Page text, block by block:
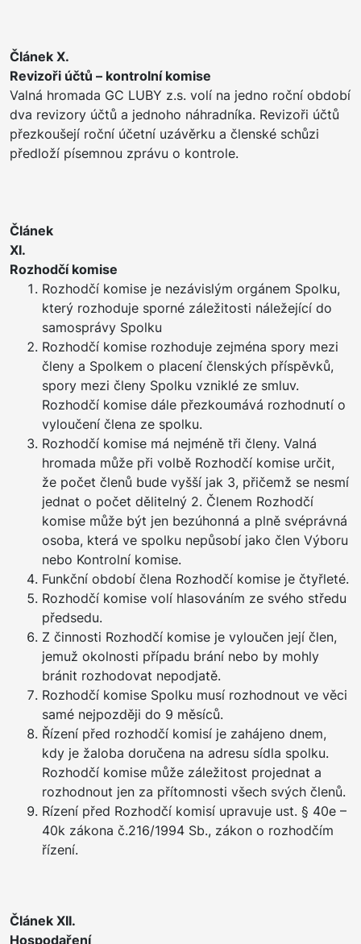
Článek X.
Revizoři účtů – kontrolní komise
Valná hromada GC LUBY z.s. volí na jedno roční období
dva revizory účtů a jednoho náhradníka. Revizoři účtů
přezkoušejí roční účetní uzávěrku a členské schůzi
předloží písemnou zprávu o kontrole.
Článek
Rozhodčí komise
Rozhodčí komise je nezávislým orgánem Spolku,
který rozhoduje sporné záležitosti náležející do
samosprávy Spolku
Rozhodčí komise rozhoduje zejména spory mezi
členy a Spolkem o placení členských příspěvků,
spory mezi členy Spolku vzniklé ze smluv.
Rozhodčí komise dále přezkoumává rozhodnutí o
vyloučení člena ze spolku.
Rozhodčí komise má nejméně tři členy. Valná
hromada může při volbě Rozhodčí komise určit,
že počet členů bude vyšší jak 3, přičemž se nesmí
jednat o počet dělitelný 2. Členem Rozhodčí
komise může být jen bezúhonná a plně svéprávná
osoba, která ve spolku nepůsobí jako člen Výboru
nebo Kontrolní komise.
Funkční období člena Rozhodčí komise je čtyřleté.
Rozhodčí komise volí hlasováním ze svého středu
předsedu.
Z činnosti Rozhodčí komise je vyloučen její člen,
jemuž okolnosti případu brání nebo by mohly
bránit rozhodovat nepodjatě.
Rozhodčí komise Spolku musí rozhodnout ve věci
samé nejpozději do 9 měsíců.
Řízení před rozhodčí komisí je zahájeno dnem,
kdy je žaloba doručena na adresu sídla spolku.
Rozhodčí komise může záležitost projednat a
rozhodnout jen za přítomnosti všech svých členů.
Rízení před Rozhodčí komisí upravuje ust. § 40e –
40k zákona č.216/1994 Sb., zákon o rozhodčím
řízení.
Článek XII.
Hospodaření